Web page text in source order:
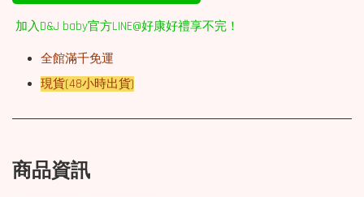
加入D&J baby官方LINE@好康好禮享不完！
全館滿千免運
現貨(48小時出貨)
商品資訊